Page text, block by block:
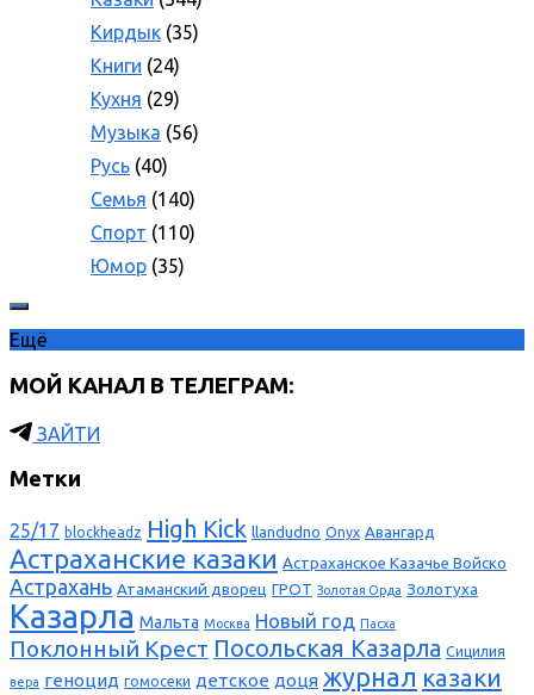
Кирдык (35)
Книги (24)
Кухня (29)
Музыка (56)
Русь (40)
Семья (140)
Спорт (110)
Юмор (35)
Ещё
МОЙ КАНАЛ В ТЕЛЕГРАМ:
ЗАЙТИ
Метки
25/17 blockheadz High Kick llandudno Onyx Авангард
Астраханские казаки Астраханское Казачье Войско
Астрахань Атаманский дворец ГРОТ Золотая Орда Золотуха
Казарла Мальта Москва Новый год Пасха
Поклонный Крест Посольская Казарла Сицилия
вера геноцид гомосеки детское доця журнал казаки